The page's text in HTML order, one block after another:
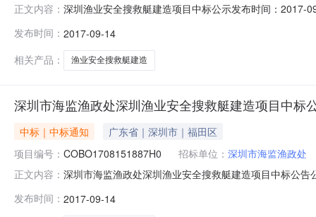
正文内容： 深圳渔业安全搜救艇建造项目中标公示发布时间：2017-
申报号：70072851）通过公开招标,经评标委员会严格
海斯比船
发布时间： 2017-09-14
相关产品：
渔业安全搜救艇建造
深圳市海监渔政处深圳渔业安全搜救艇建造项目中标
中标｜中标通知
广东省｜深圳市｜福田区
项目编号： COBO1708151887H0 招标单位： 深圳市海监渔政处
正文内容： 深圳市海监渔政处深圳渔业安全搜救艇建造项目中标公
标金额￥98.2万元（人民币）联系人及联系方式：项目
发布时间： 2017-09-14